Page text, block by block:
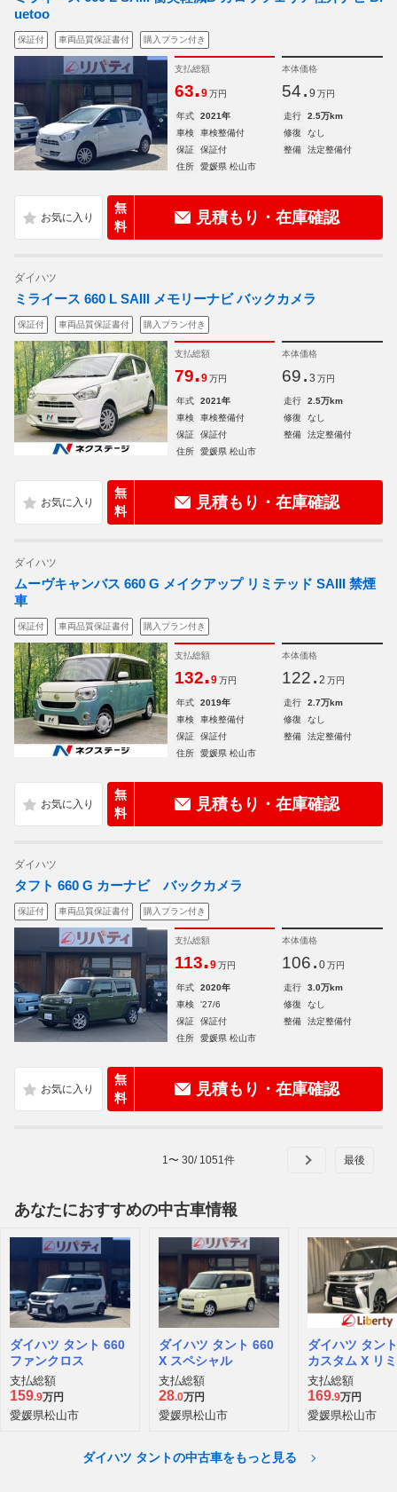
uetoo
保証付 車両品質保証書付 購入プラン付き
支払総額
63.9 万円
本体価格
54. 9 万円
年式 2021年 走行
2.5万km
車検
車検整備付 修復
なし
保証
保証付 整備
法定整備付
住所
愛媛県 松山市
無
料
見積もり・在庫確認
ダイハツ
ミライース 660 L SAIII メモリーナビ バックカメラ
保証付 車両品質保証書付 購入プラン付き
支払総額
79.9 万円
本体価格
69. 3 万円
年式 2021年 走行
2.5万km
車検
車検整備付 修復
なし
保証
保証付 整備
法定整備付
住所
愛媛県 松山市
無
料
見積もり・在庫確認
ダイハツ
ムーヴキャンバス 660 G メイクアップ リミテッド SAIII 禁煙
車
保証付 車両品質保証書付 購入プラン付き
支払総額
132.9 万円
本体価格
122. 2 万円
年式 2019年 走行
2.7万km
車検
車検整備付 修復
なし
保証
保証付 整備
法定整備付
住所
愛媛県 松山市
無
料
見積もり・在庫確認
ダイハツ
タフト 660 G カーナビ バックカメラ
保証付 車両品質保証書付 購入プラン付き
支払総額
113.9 万円
本体価格
106. 0 万円
年式 2020年 走行
3.0万km
車検
'27/6 修復
なし
保証
保証付 整備
法定整備付
住所
愛媛県 松山市
無
料
見積もり・在庫確認
1 〜 30/ 1051 件
あなたにおすすめの中古車情報
ダイハツ タント 660
ファンクロス
支払総額
159.9万円
愛媛県松山市
ダイハツ タント 660
X スペシャル
支払総額
28.0万円
愛媛県松山市
ダイハツ タン
カスタム X リ
ド
支払総額
169.9万円
愛媛県松山市
ダイハツ タントの中古車をもっと見る